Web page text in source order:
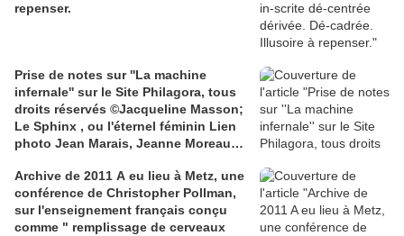
repenser.
Prise de notes sur ''La machine
infernale'' sur le Site Philagora, tous
droits réservés ©Jacqueline Masson;
Le Sphinx , ou l'éternel féminin Lien
photo Jean Marais, Jeanne Moreau
Archive de 2011 A eu lieu à Metz, une
conférence de Christopher Pollman,
sur l'enseignement français conçu
comme " remplissage de cerveaux